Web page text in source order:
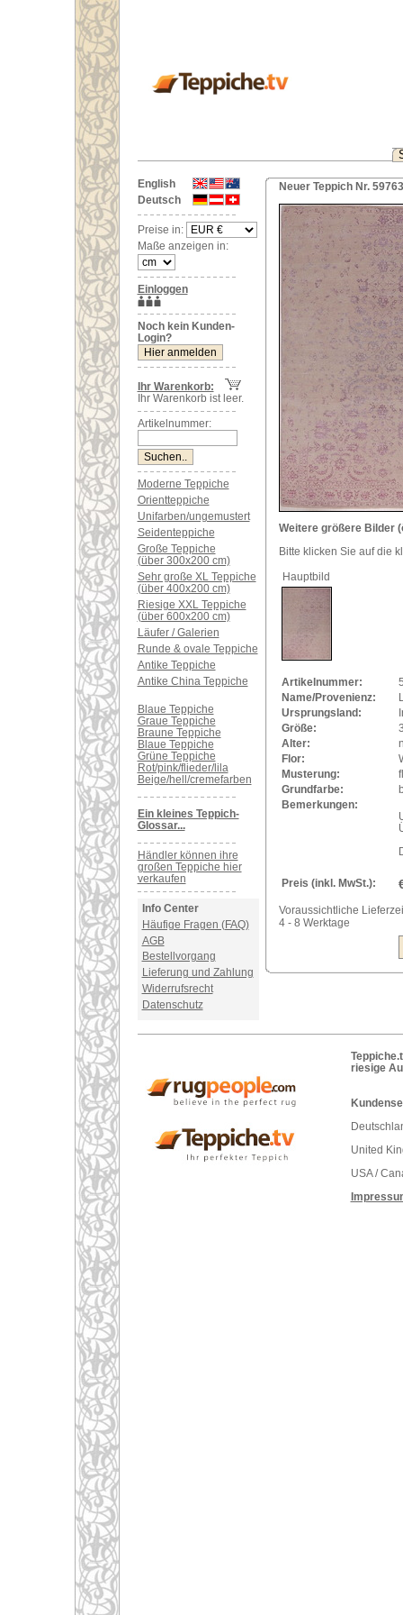
English
Deutsch
Preise in:
Maße anzeigen in:
Einloggen
Noch kein Kunden-
Login?
Ihr Warenkorb:
Ihr Warenkorb ist leer.
Artikelnummer:
Moderne Teppiche
Orientteppiche
Unifarben/ungemustert
Seidenteppiche
Große Teppiche
(über 300x200 cm)
Sehr große XL Teppiche
(über 400x200 cm)
Riesige XXL Teppiche
(über 600x200 cm)
Läufer / Galerien
Runde & ovale Teppiche
Antike Teppiche
Antike China Teppiche
Blaue Teppiche
Graue Teppiche
Braune Teppiche
Blaue Teppiche
Grüne Teppiche
Rot/pink/flieder/lila
Beige/hell/cremefarben
Ein kleines Teppich-
Glossar...
Händler können ihre
großen Teppiche hier
verkaufen
Info Center
Häufige Fragen (FAQ)
AGB
Bestellvorgang
Lieferung und Zahlung
Widerrufsrecht
Datenschutz
Neuer Teppich Nr.
Weitere größere Bilder
Bitte klicken Sie auf die
Hauptbild
Artikelnummer:
Name/Provenienz:
Ursprungsland:
Größe:
Alter:
Flor:
Musterung:
Grundfarbe:
Bemerkungen:
Preis (inkl. MwSt.):
Voraussichtliche
4 - 8 Werktage
riesige
United
USA /